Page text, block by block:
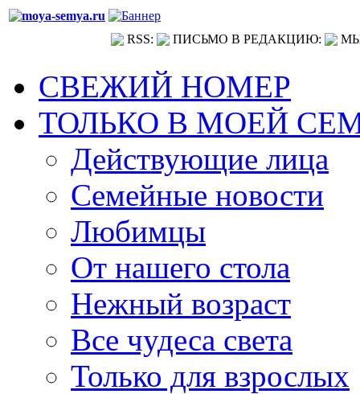
RSS: ПИСЬМО В РЕДАКЦИЮ:
СВЕЖИЙ НОМЕР
ТОЛЬКО В МОЕЙ
Действующие лица
Семейные новости
Любимцы
От нашего стола
Нежный возраст
Все чудеса света
Только для взрослых